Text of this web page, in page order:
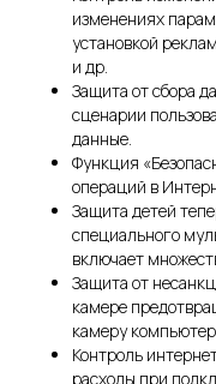
изменениях
установкой
и др.
Защита от сбора
сценарии
данные.
Функция
операций в
Защита детей
специального
включает
Защита от
камере
камеру
Контроль
расходы при